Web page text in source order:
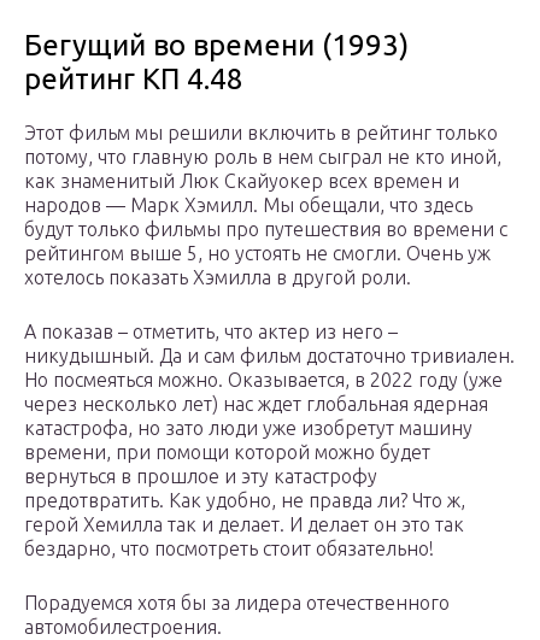
Бегущий во времени (1993)
рейтинг КП 4.48
Этот фильм мы решили включить в рейтинг только
потому, что главную роль в нем сыграл не кто иной,
как знаменитый Люк Скайуокер всех времен и
народов — Марк Хэмилл. Мы обещали, что здесь
будут только фильмы про путешествия во времени с
рейтингом выше 5, но устоять не смогли. Очень уж
хотелось показать Хэмилла в другой роли.
А показав – отметить, что актер из него –
никудышный. Да и сам фильм достаточно тривиален.
Но посмеяться можно. Оказывается, в 2022 году (уже
через несколько лет) нас ждет глобальная ядерная
катастрофа, но зато люди уже изобретут машину
времени, при помощи которой можно будет
вернуться в прошлое и эту катастрофу
предотвратить. Как удобно, не правда ли? Что ж,
герой Хемилла так и делает. И делает он это так
бездарно, что посмотреть стоит обязательно!
Порадуемся хотя бы за лидера отечественного
автомобилестроения.